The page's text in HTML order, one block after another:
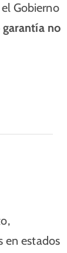
Gobierno
no
en estados